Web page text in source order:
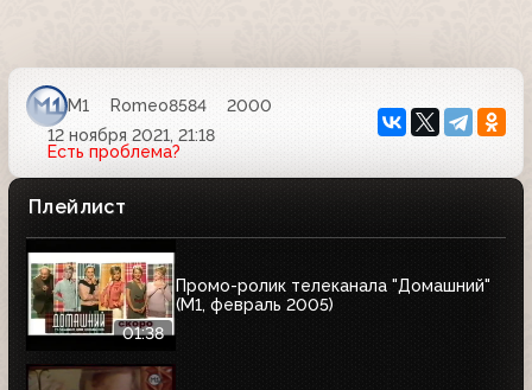
М1 Romeo8584
2000
12 ноября 2021, 21:18
Есть проблема?
Плейлист
01:38
Промо-ролик телеканала "Домашний"
(М1, февраль 2005)